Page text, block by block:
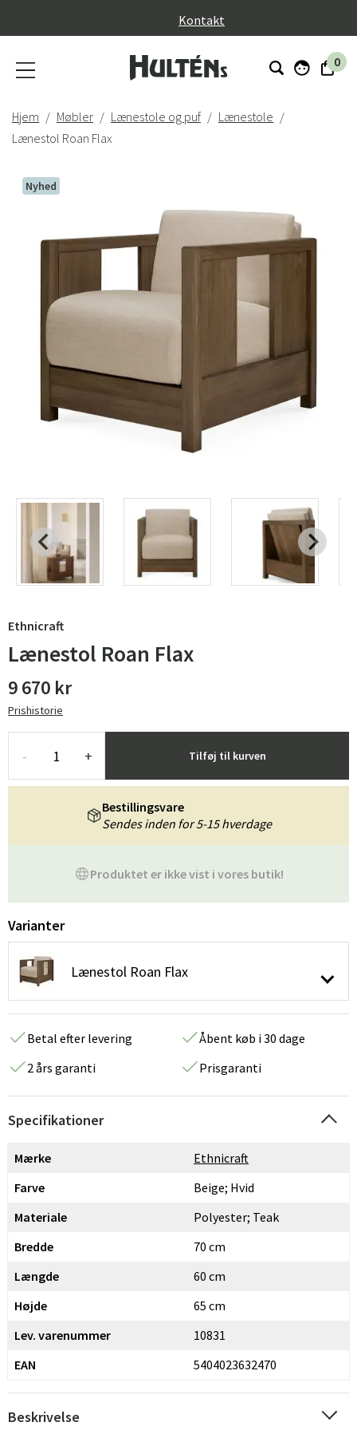
Kontakt
0
Hjem Møbler Lænestole og puf
Lænestole
Lænestol Roan Flax
Nyhed
Ethnicraft
Lænestol Roan Flax
9 670 kr
Prishistorie
- + Tilføj til kurven
Produktet er ikke vist i vores butik!
Bestillingsvare
Sendes inden for 5-15 hverdage
Varianter
Lænestol Roan Flax
Betal efter levering
Åbent køb i 30 dage
2 års garanti
Prisgaranti
Specifikationer
Mærke
Ethnicraft
Farve
Beige; Hvid
Materiale
Polyester; Teak
Bredde
70 cm
Længde
60 cm
Højde
65 cm
Lev. varenummer
10831
EAN
5404023632470
Beskrivelse